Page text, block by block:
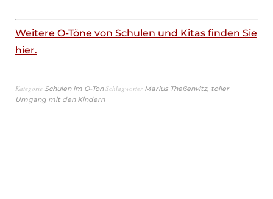
Weitere O-Töne von Schulen und Kitas finden Sie
hier.
Kategorie Schulen im O-Ton Schlagwörter Marius Theßenvitz, toller
Umgang mit den Kindern